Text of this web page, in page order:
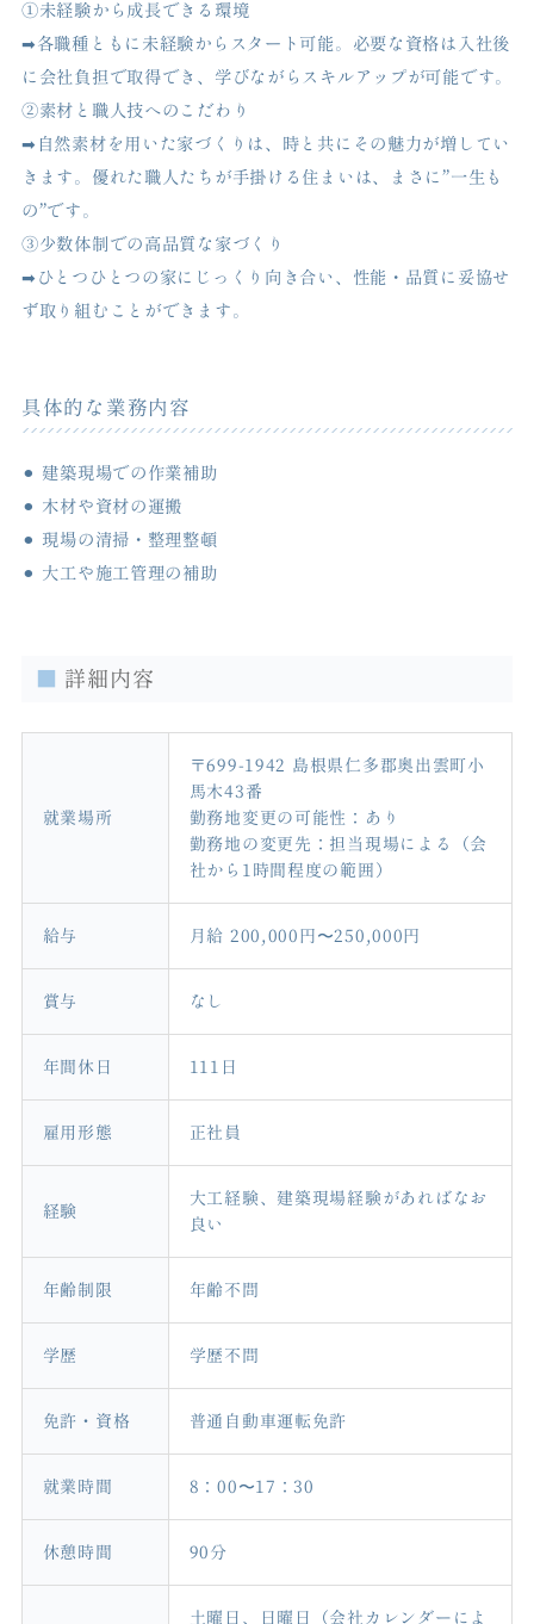
①未経験から成長できる環境
➡︎各職種ともに未経験からスタート可能。必要な資格は入社後
に会社負担で取得でき、学びながらスキルアップが可能です。
②素材と職人技へのこだわり
➡︎自然素材を用いた家づくりは、時と共にその魅力が増してい
きます。優れた職人たちが手掛ける住まいは、まさに”一生も
の”です。
③少数体制での高品質な家づくり
➡︎ひとつひとつの家にじっくり向き合い、性能・品質に妥協せ
ず取り組むことができます。
具体的な業務内容
⚫︎ 建築現場での作業補助
⚫︎ 木材や資材の運搬
⚫︎ 現場の清掃・整理整頓
⚫︎ 大工や施工管理の補助
詳細内容
就業場所
〒699-1942 島根県仁多郡奥出雲町小
馬木43番
勤務地変更の可能性：あり
勤務地の変更先：担当現場による（会
社から1時間程度の範囲）
給与 月給 200,000円〜250,000円
賞与 なし
年間休日 111日
雇用形態 正社員
経験
大工経験、建築現場経験があればなお
良い
年齢制限 年齢不問
学歴 学歴不問
免許・資格 普通自動車運転免許
就業時間 8：00〜17：30
休憩時間 90分
土曜日、日曜日（会社カレンダーによ